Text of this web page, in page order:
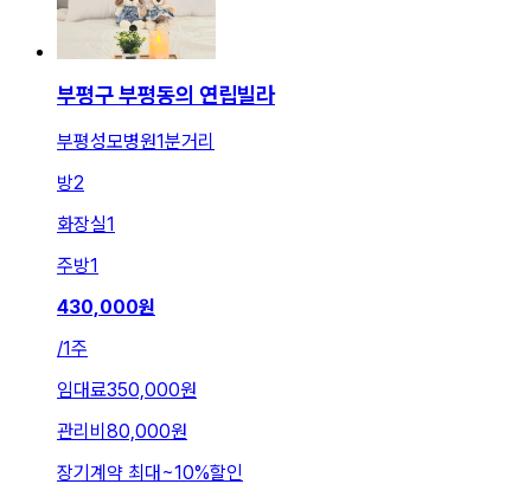
부평구 부평동의 연립빌라
부평성모병원1분거리
방2
화장실1
주방1
430,000원
/1주
임대료350,000원
관리비 80,000원
장기계약 최대 ~10%할인